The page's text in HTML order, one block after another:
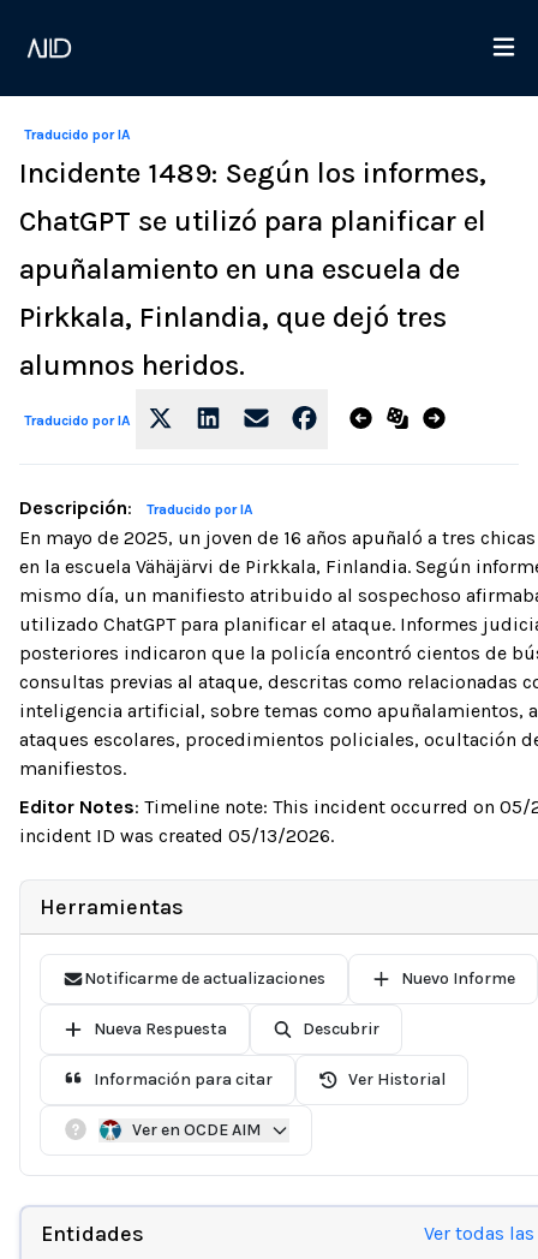
Traducido por IA
Incidente 1489: Según los informes,
ChatGPT se utilizó para planificar el
apuñalamiento en una escuela de
Pirkkala, Finlandia, que dejó tres
alumnos heridos.
Traducido por IA
Descripción: Traducido por IA
En mayo de 2025, un joven de 16 años apuñaló a tres chicas
en la escuela Vähäjärvi de Pirkkala, Finlandia. Según
mismo día, un manifiesto atribuido al sospechoso
utilizado ChatGPT para planificar el ataque. Informes
posteriores indicaron que la policía encontró cientos de
consultas previas al ataque, descritas como relacionadas
inteligencia artificial, sobre temas como apuñalamientos,
ataques escolares, procedimientos policiales, ocultación
manifiestos.
Editor Notes: Timeline note: This incident occurred on
incident ID was created 05/13/2026.
Herramientas
Notificarme de actualizaciones Nuevo Informe
Nueva Respuesta Descubrir
Información para citar Ver Historial
Ver en OCDE AIM
Entidades Ver todas